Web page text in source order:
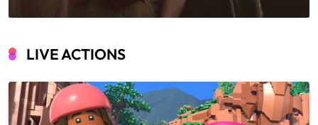
LIVE ACTIONS